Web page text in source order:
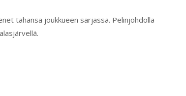
tahansa joukkueen sarjassa. Pelinjohdolla